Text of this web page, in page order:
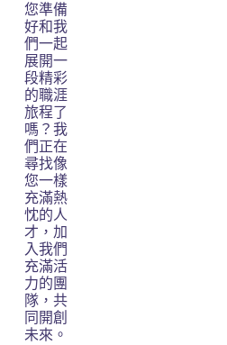
您準備
好和我
們一起
展開一
段精彩
的職涯
旅程了
嗎？我
們正在
尋找像
您一樣
充滿熱
忱的人
才，加
入我們
充滿活
力的團
隊，共
同開創
未來。